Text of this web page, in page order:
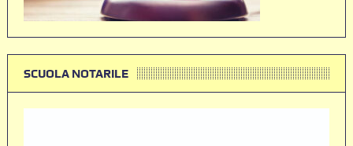
SCUOLA NOTARILE